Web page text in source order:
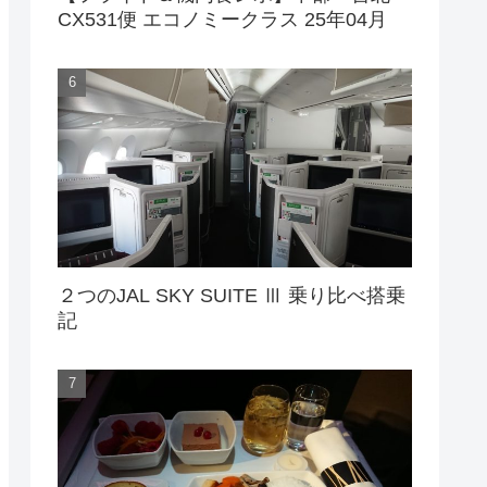
CX531便 エコノミークラス 25年04月
２つのJAL SKY SUITE Ⅲ 乗り比べ搭乗
記